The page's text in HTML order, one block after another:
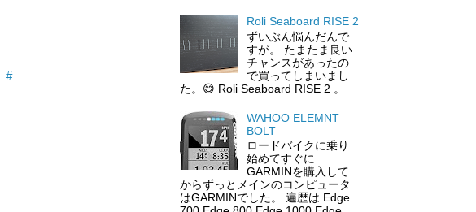
#
Roli Seaboard RISE 2
ずいぶん悩んだんで
すが。 たまたま良い
チャンスがあったの
で買ってしまいまし
た。😅 Roli Seaboard RISE 2 。
WAHOO ELEMNT
BOLT
ロードバイクに乗り
始めてすぐに
GARMINを購入して
からずっとメインのコンピュータ
はGARMINでした。 遍歴は Edge